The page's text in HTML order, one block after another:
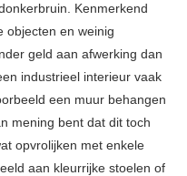
Kenmerkend
objecten en weinig
geld aan afwerking dan
industrieel interieur vaak
een muur behangen
mening bent dat dit toch
opvrolijken met enkele
aan kleurrijke stoelen of